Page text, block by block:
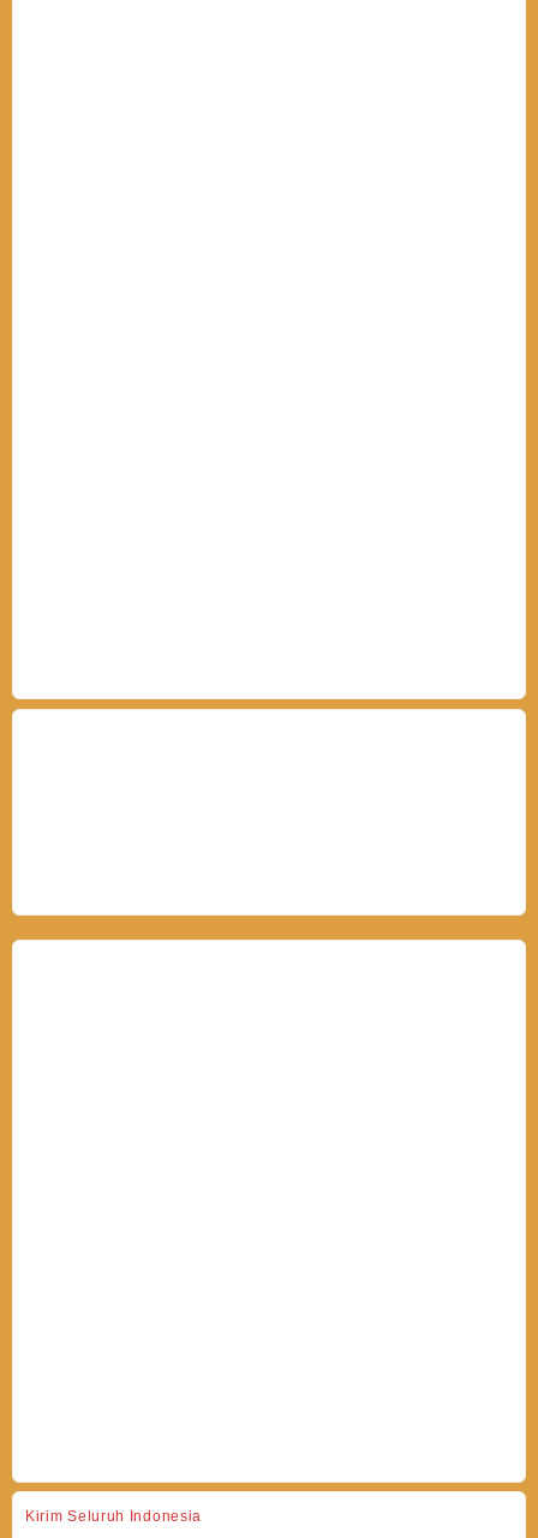
Kirim Seluruh Indonesia